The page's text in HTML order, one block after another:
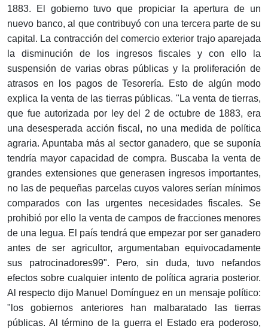
1883. El gobierno tuvo que propiciar la apertura de un
nuevo banco, al que contribuyó con una tercera parte de su
capital. La contracción del comercio exterior trajo aparejada
la disminución de los ingresos fiscales y con ello la
suspensión de varias obras públicas y la proliferación de
atrasos en los pagos de Tesorería. Esto de algún modo
explica la venta de las tierras públicas. "La venta de tierras,
que fue autorizada por ley del 2 de octubre de 1883, era
una desesperada acción fiscal, no una medida de política
agraria. Apuntaba más al sector ganadero, que se suponía
tendría mayor capacidad de compra. Buscaba la venta de
grandes extensiones que generasen ingresos importantes,
no las de pequeñas parcelas cuyos valores serían mínimos
comparados con las urgentes necesidades fiscales. Se
prohibió por ello la venta de campos de fracciones menores
de una legua. El país tendrá que empezar por ser ganadero
antes de ser agricultor, argumentaban equivocadamente
sus patrocinadores99". Pero, sin duda, tuvo nefandos
efectos sobre cualquier intento de política agraria posterior.
Al respecto dijo Manuel Domínguez en un mensaje político:
"los gobiernos anteriores han malbaratado las tierras
públicas. Al término de la guerra el Estado era poderoso,